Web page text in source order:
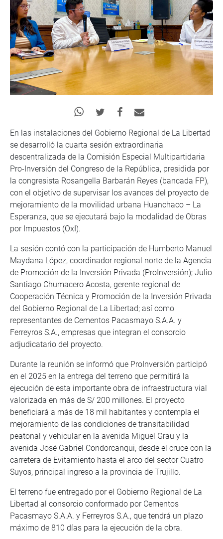
En las instalaciones del Gobierno Regional de La Libertad
se desarrolló la cuarta sesión extraordinaria
descentralizada de la Comisión Especial Multipartidaria
Pro-Inversión del Congreso de la República, presidida por
la congresista Rosangella Barbarán Reyes (bancada FP),
con el objetivo de supervisar los avances del proyecto de
mejoramiento de la movilidad urbana Huanchaco – La
Esperanza, que se ejecutará bajo la modalidad de Obras
por Impuestos (OxI).
La sesión contó con la participación de Humberto Manuel
Maydana López, coordinador regional norte de la Agencia
de Promoción de la Inversión Privada (ProInversión); Julio
Santiago Chumacero Acosta, gerente regional de
Cooperación Técnica y Promoción de la Inversión Privada
del Gobierno Regional de La Libertad; así como
representantes de Cementos Pacasmayo S.A.A. y
Ferreyros S.A., empresas que integran el consorcio
adjudicatario del proyecto.
Durante la reunión se informó que ProInversión participó
en el 2025 en la entrega del terreno que permitirá la
ejecución de esta importante obra de infraestructura vial
valorizada en más de S/ 200 millones. El proyecto
beneficiará a más de 18 mil habitantes y contempla el
mejoramiento de las condiciones de transitabilidad
peatonal y vehicular en la avenida Miguel Grau y la
avenida José Gabriel Condorcanqui, desde el cruce con la
carretera de Evitamiento hasta el arco del sector Cuatro
Suyos, principal ingreso a la provincia de Trujillo.
El terreno fue entregado por el Gobierno Regional de La
Libertad al consorcio conformado por Cementos
Pacasmayo S.A.A. y Ferreyros S.A., que tendrá un plazo
máximo de 810 días para la ejecución de la obra.